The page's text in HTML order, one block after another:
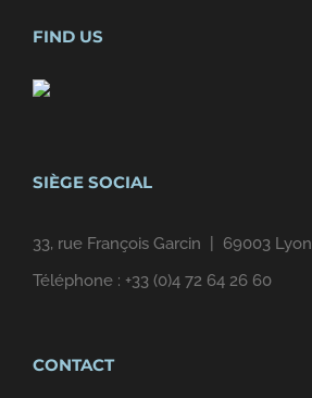
FIND US
SIÈGE SOCIAL
33, rue François Garcin | 69003 Lyon
Téléphone : +33 (0)4 72 64 26 60
CONTACT